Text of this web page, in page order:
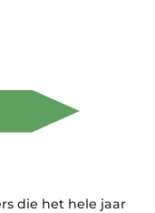
die het hele jaar